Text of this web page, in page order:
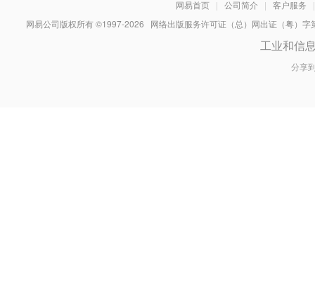
网易首页 | 公司简介 | 客户服务
|
网易公司版权所有 ©1997-2026 网络出版服务许可证（总）网出证（粤）
工业和信
分享